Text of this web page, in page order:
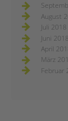
August
Juli
Juni
April
März
Februar